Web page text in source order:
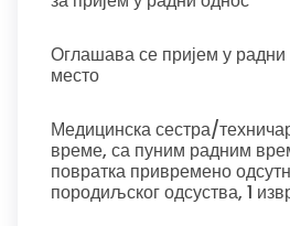
Оглашава се пријем у
место
Медицинска сестра/
време, са пуним радним
повратка привремено
породиљског одсуства, 1